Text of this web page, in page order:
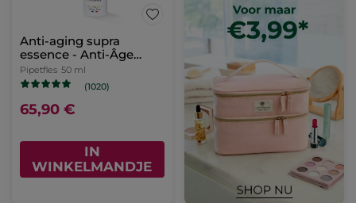
Anti-aging supra
essence - Anti-Âge
Global
Pipetfles 50 ml
(1020)
65,90 €
IN
WINKELMANDJE